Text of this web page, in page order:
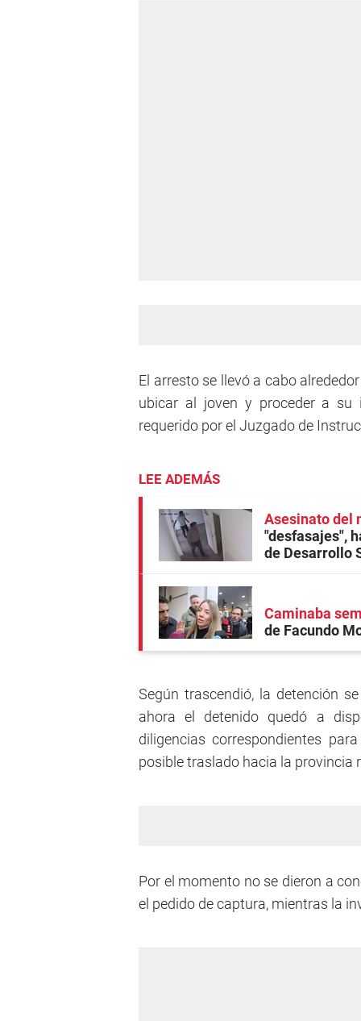
El arresto se llevó a cabo
ubicar al joven y proceder a su
requerido por el Juzgado de
LEE ADEMÁS
Asesinato del
"desfasajes",
de Desarrollo
Caminaba
de Facundo
Según trascendió, la detención
ahora el detenido quedó a
diligencias correspondientes
posible traslado hacia la provincia
Por el momento no se dieron a
el pedido de captura, mientras la